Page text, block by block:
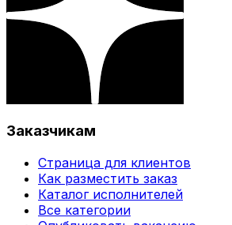
Заказчикам
Страница для клиентов
Как разместить заказ
Каталог исполнителей
Все категории